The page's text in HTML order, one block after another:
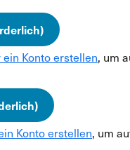
Konto erstellen, um
Konto erstellen, um